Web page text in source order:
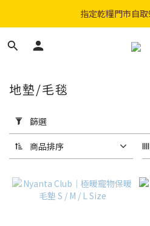
購物滿$300免費順豐智能
指定乾糧門市自取
登記成會員即享
用
篩
選
(0/20)
品
地墊/毛毯
篩選
商品排序